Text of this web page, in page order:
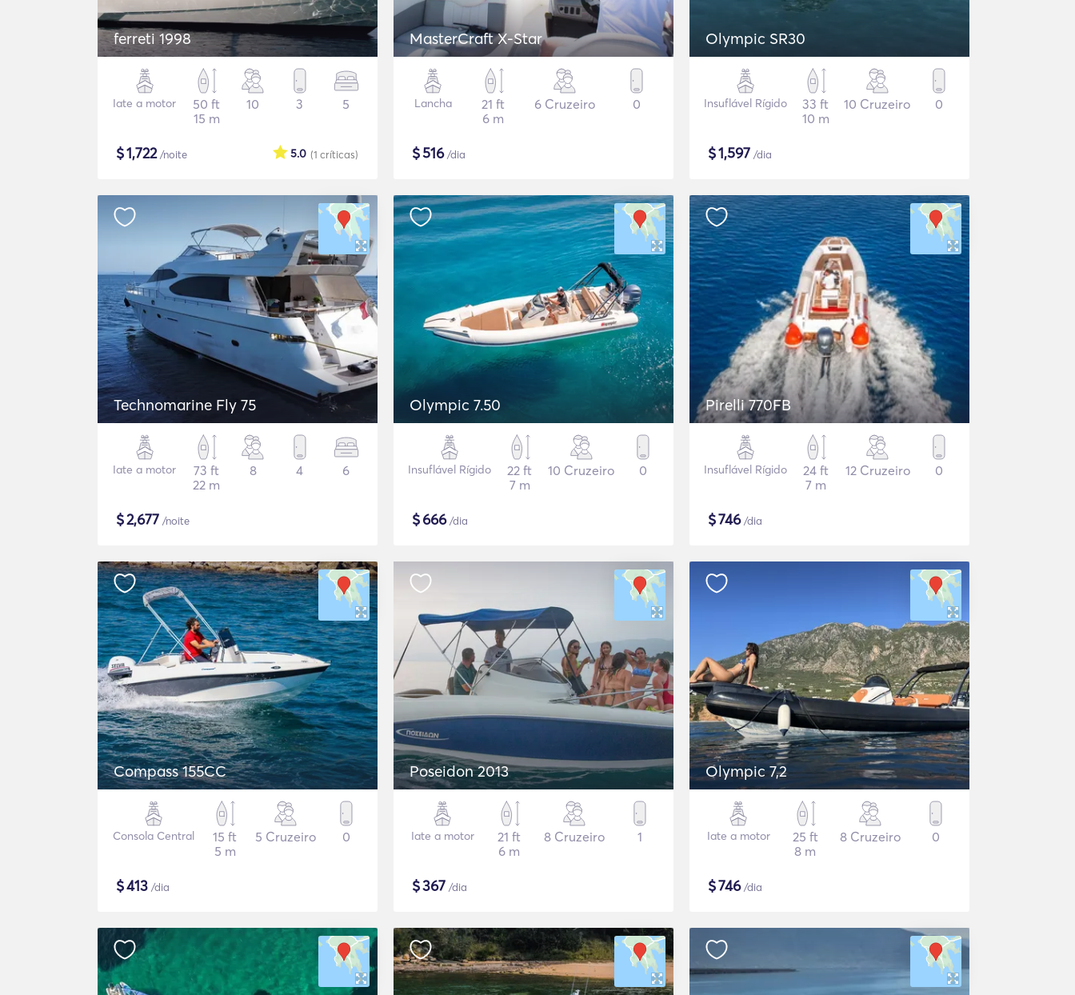
ferreti 1998
Iate a motor
50 ft
15 m
10 3 5
$1,722/noite (1 críticas)
5.0
MasterCraft X-Star
Lancha
21 ft
6 m
6 Cruzeiro 0
$516/dia
Olympic SR30
Insuflável Rígido
33 ft
10 m
10 Cruzeiro 0
$1,597 /dia
Technomarine Fly 75
Iate a motor
73 ft
22 m
8 4 6
$2,677 /noite
Olympic 7.50
Insuflável Rígido
22 ft
7 m
10 Cruzeiro 0
$666/dia
Pirelli 770FB
Insuflável Rígido
24 ft
7 m
12 Cruzeiro 0
$746/dia
Compass 155CC
Consola Central
15 ft
5 m
5 Cruzeiro 0
$413 /dia
Poseidon 2013
Iate a motor
21 ft
6 m
8 Cruzeiro 1
$367 /dia
Olympic 7,2
Iate a motor
25 ft
8 m
8 Cruzeiro 0
$746/dia